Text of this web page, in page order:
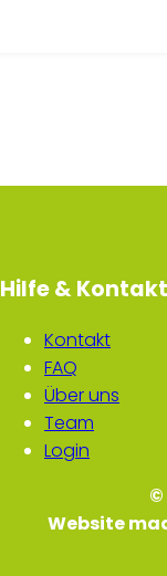
Hilfe & Kontakt
Kontakt
FAQ
Über uns
Team
Login
©
Website